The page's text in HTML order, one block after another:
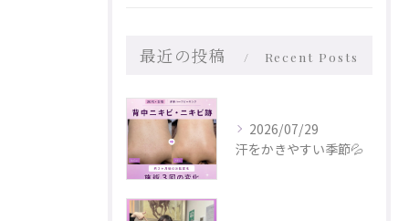
最近の投稿 Recent Posts
2026/07/29
汗をかきやすい季節💦